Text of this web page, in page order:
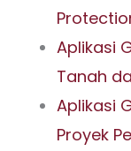
Aplikasi
Tanah
Aplikasi
Proyek